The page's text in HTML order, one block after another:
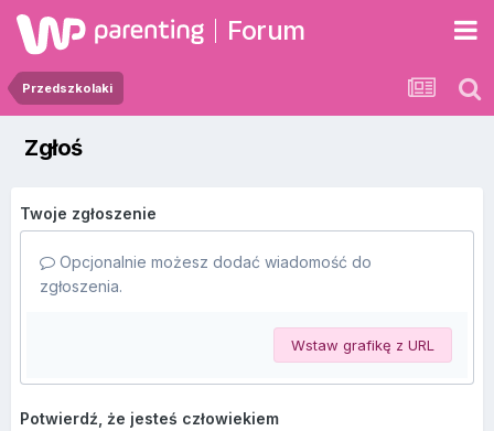
Forum
Przedszkolaki
Zgłoś
Twoje zgłoszenie
Opcjonalnie możesz dodać wiadomość do
zgłoszenia.
Wstaw grafikę z URL
Potwierdź, że jesteś człowiekiem